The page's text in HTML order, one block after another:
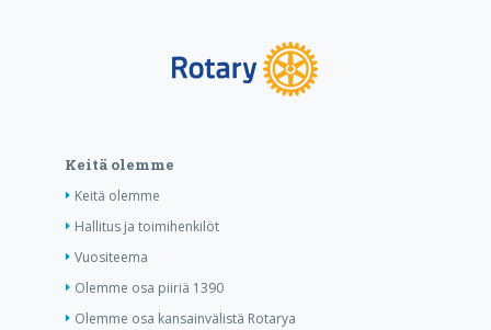
Keitä olemme
Keitä olemme
Hallitus ja toimihenkilöt
Vuositeema
Olemme osa piiriä 1390
Olemme osa kansainvälistä Rotarya